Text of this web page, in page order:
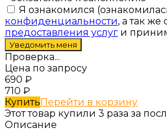
Я ознакомился
конфиденциальности, а так же
предоставления услуг и
Проверка...
Цена по запросу
690 ₽
710 ₽
КупитьПерейти в корзину
Этот товар купили 3 раза за
Описание